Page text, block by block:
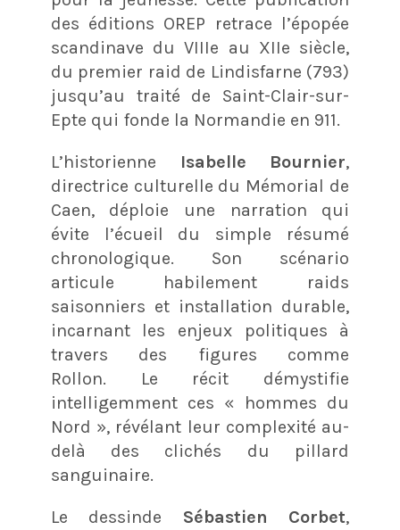
des éditions OREP retrace l’épopée
scandinave du VIIIe au XIIe siècle,
du premier raid de Lindisfarne (793)
jusqu’au traité de Saint-Clair-sur-
Epte qui fonde la Normandie en 911.
L’historienne Isabelle Bournier,
directrice culturelle du Mémorial de
Caen, déploie une narration qui
évite l’écueil du simple résumé
chronologique. Son scénario
articule habilement raids
saisonniers et installation durable,
incarnant les enjeux politiques à
travers des figures comme
Rollon. Le récit démystifie
intelligemment ces « hommes du
Nord », révélant leur complexité au-
delà des clichés du pillard
sanguinaire.
Le dessinde Sébastien Corbet,